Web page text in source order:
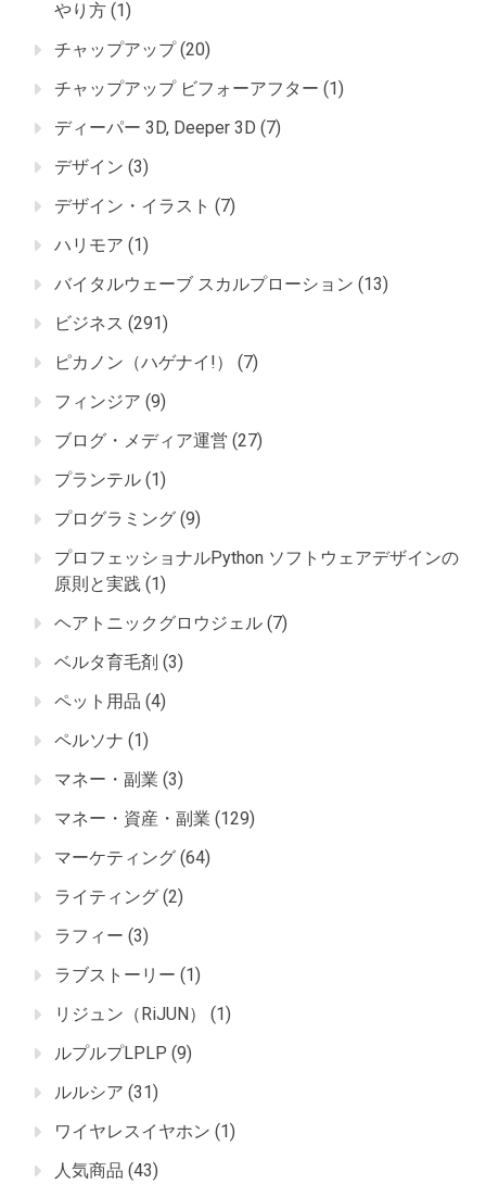
やり方 (1)
チャップアップ(20)
チャップアップ ビフォーアフター (1)
ディーパー 3D, Deeper 3D (7)
デザイン (3)
デザイン・イラスト (7)
ハリモア (1)
バイタルウェーブ スカルプローション (13)
ビジネス (291)
ピカノン（ハゲナイ!）
(7)
フィンジア (9)
ブログ・メディア運営 (27)
プランテル (1)
プログラミング (9)
プロフェッショナルPython ソフトウェアデザインの
原則と実践 (1)
ヘアトニックグロウジェル (7)
ベルタ育毛剤 (3)
ペット用品 (4)
ペルソナ (1)
マネー・副業 (3)
マネー・資産・副業 (129)
マーケティング (64)
ライティング (2)
ラフィー (3)
ラブストーリー (1)
リジュン（RiJUN）
(1)
ルプルプLPLP (9)
ルルシア (31)
ワイヤレスイヤホン (1)
人気商品 (43)